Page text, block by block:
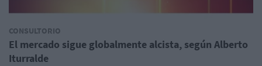
CONSULTORIO
El mercado sigue globalmente alcista, según Alberto
Iturralde